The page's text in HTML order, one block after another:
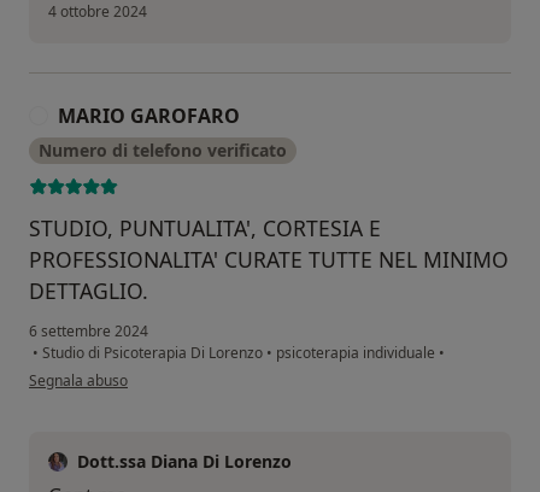
4 ottobre 2024
MARIO GAROFARO
Numero di telefono verificato
STUDIO, PUNTUALITA', CORTESIA E
PROFESSIONALITA' CURATE TUTTE NEL MINIMO
DETTAGLIO.
6 settembre 2024
• Studio di Psicoterapia Di Lorenzo • psicoterapia individuale •
secondo l'opinione dell'utente MARIO GAROFARO
Segnala abuso
Dott.ssa Diana Di Lorenzo